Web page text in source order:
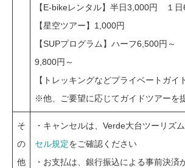
【E-bikeレンタル】半日3,000円 １日
【星空ツアー】1,000円
【SUPプログラム】ハーフ6,500円
9,800円～
【トレッキングなどプライベートガイ
※他、ご要望に応じてガイドツアーを
そ
の
他
・キャンセルは、Verde大台ツーリズ
セル規定をご確認ください
・お支払は、銀行振込による事前決済